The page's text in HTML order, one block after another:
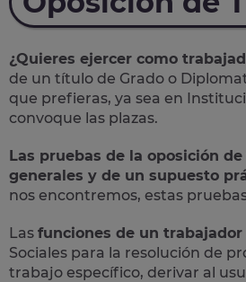
¿Quieres ejercer como
de un título de Grado o
que prefieras, ya sea en
convoque las plazas.
Las pruebas de la oposición
generales y de un supuesto
nos encontremos, estas
Las funciones de un trabajador
Sociales para la resolución de
trabajo específico, derivar al